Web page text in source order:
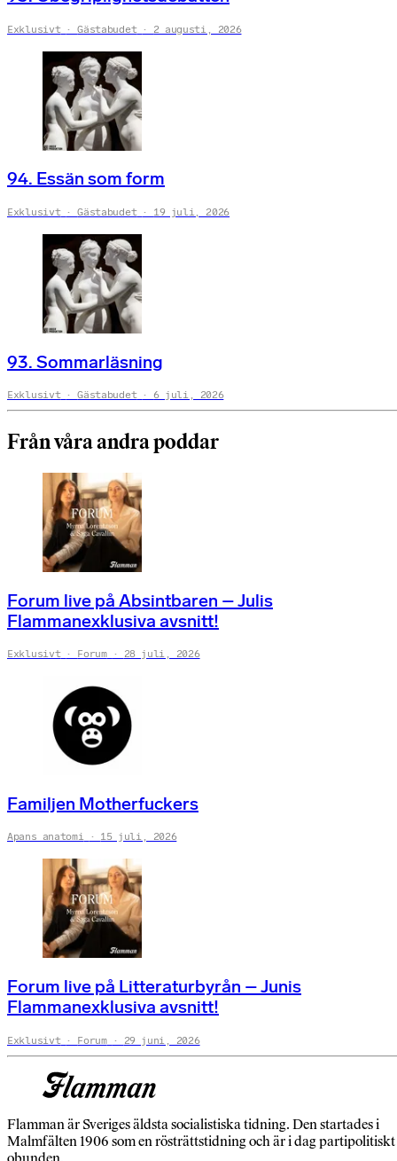
Exklusivt Gästabudet 2 augusti, 2026
94. Essän som form
Exklusivt Gästabudet 19 juli, 2026
93. Sommarläsning
Exklusivt Gästabudet 6 juli, 2026
Från våra andra poddar
Forum live på Absintbaren – Julis
Flammanexklusiva avsnitt!
Exklusivt Forum 28 juli, 2026
Familjen Motherfuckers
Apans anatomi 15 juli, 2026
Forum live på Litteraturbyrån – Junis
Flammanexklusiva avsnitt!
Exklusivt Forum 29 juni, 2026
Flamman är Sveriges äldsta socialistiska tidning. Den startades i
Malmfälten 1906 som en rösträttstidning och är i dag partipolitiskt
obunden.